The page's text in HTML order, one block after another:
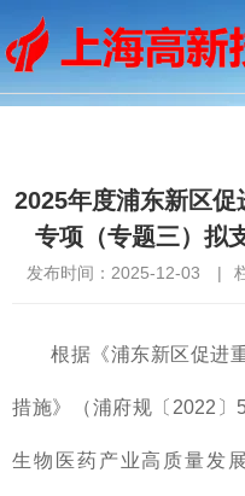
2025年度浦东新区
专项（专题三）拟
发布时间：2025-12-03 |
根据《浦东新区促进
措施》（浦府规〔2022
生物医药产业高质量发